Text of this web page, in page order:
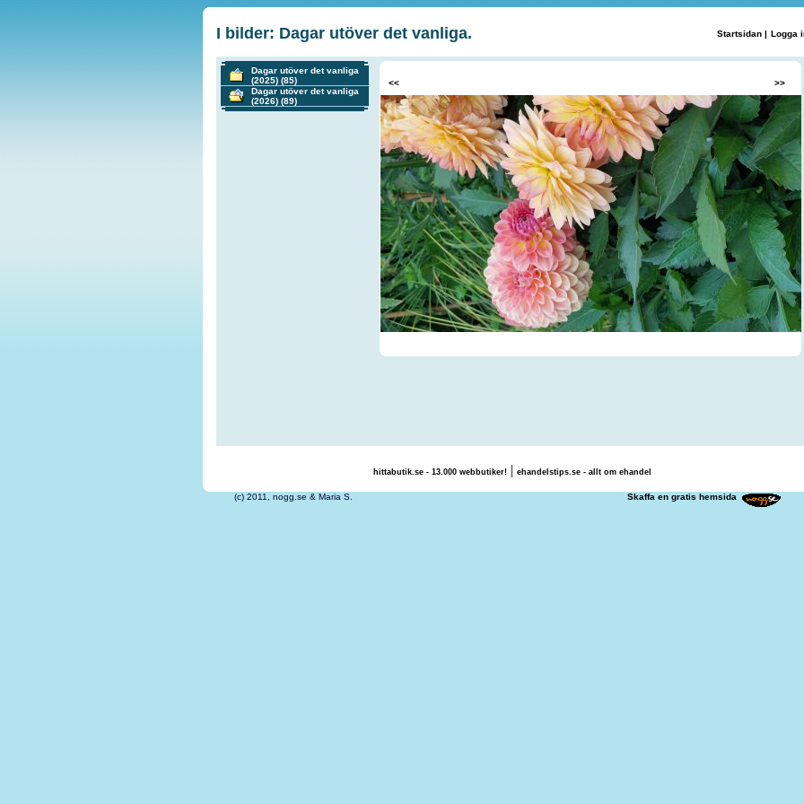
I bilder: Dagar utöver det vanliga. Startsidan | Logga
Dagar utöver det vanliga
(2025)(85)
Dagar utöver det vanliga
(2026)(89)
<< >>
hittabutik.se - 13.000 webbutiker!| ehandelstips.se - allt om ehandel
(c) 2011, nogg.se & Maria S. Skaffa en gratis hemsida